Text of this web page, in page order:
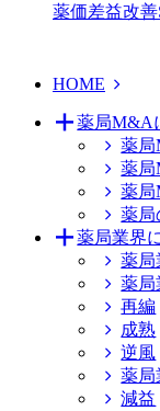
薬価差益改善
HOME
薬局M&A
薬局
薬
薬
薬局
薬局業界
薬局
薬局
再編
成熟
逆風
薬局
減益